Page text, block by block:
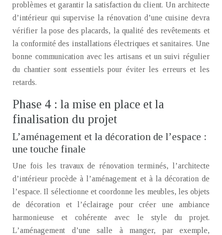
problèmes et garantir la satisfaction du client. Un architecte
d’intérieur qui supervise la rénovation d’une cuisine devra
vérifier la pose des placards, la qualité des revêtements et
la conformité des installations électriques et sanitaires. Une
bonne communication avec les artisans et un suivi régulier
du chantier sont essentiels pour éviter les erreurs et les
retards.
Phase 4 : la mise en place et la
finalisation du projet
L’aménagement et la décoration de l’espace :
une touche finale
Une fois les travaux de rénovation terminés, l’architecte
d’intérieur procède à l’aménagement et à la décoration de
l’espace. Il sélectionne et coordonne les meubles, les objets
de décoration et l’éclairage pour créer une ambiance
harmonieuse et cohérente avec le style du projet.
L’aménagement d’une salle à manger, par exemple,